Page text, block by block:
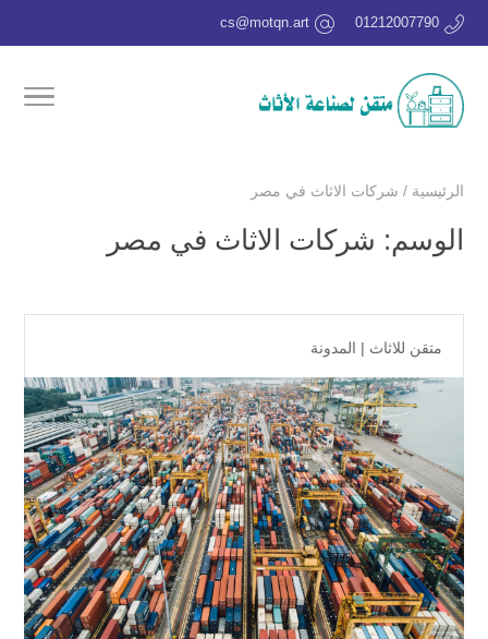
01212007790
cs@motqn.art
الرئيسية / شركات الاثاث في مصر
الوسم: شركات الاثاث في مصر
متقن للاثاث | المدونة